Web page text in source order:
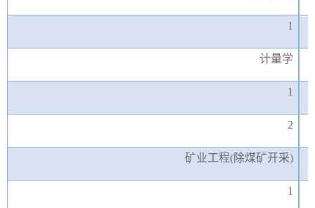
1
计量学
1
2
矿业工程(除煤矿开采)
1